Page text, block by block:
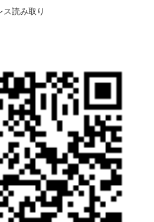
読み取り